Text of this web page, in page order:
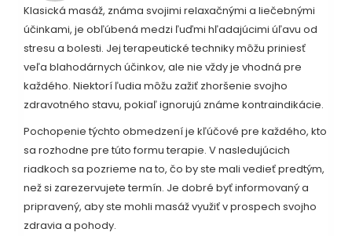
Klasická masáž, známa svojimi relaxačnými a liečebnými
účinkami, je obľúbená medzi ľuďmi hľadajúcimi úľavu od
stresu a bolesti. Jej terapeutické techniky môžu priniesť
veľa blahodárnych účinkov, ale nie vždy je vhodná pre
každého. Niektorí ľudia môžu zažiť zhoršenie svojho
zdravotného stavu, pokiaľ ignorujú známe kontraindikácie.
Pochopenie týchto obmedzení je kľúčové pre každého, kto
sa rozhodne pre túto formu terapie. V nasledujúcich
riadkoch sa pozrieme na to, čo by ste mali vedieť predtým,
než si zarezervujete termín. Je dobré byť informovaný a
pripravený, aby ste mohli masáž využiť v prospech svojho
zdravia a pohody.